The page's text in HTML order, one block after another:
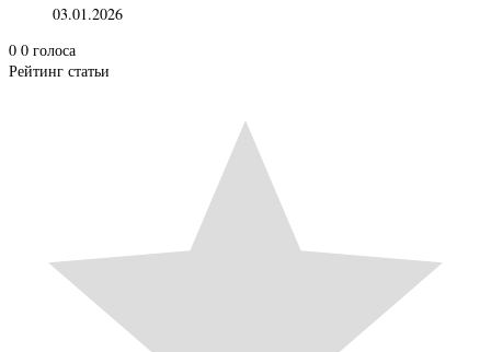
03.01.2026
0 0 голоса
Рейтинг статьи